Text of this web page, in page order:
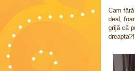
Cam
deal,
grijă că
dreapta?!